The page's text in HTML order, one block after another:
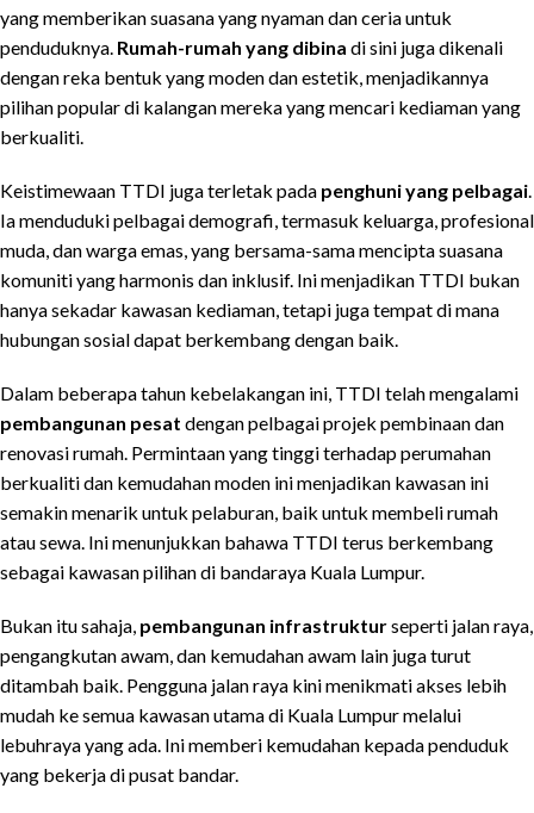
yang memberikan suasana yang nyaman dan ceria untuk
penduduknya. Rumah-rumah yang dibina di sini juga dikenali
dengan reka bentuk yang moden dan estetik, menjadikannya
pilihan popular di kalangan mereka yang mencari kediaman yang
berkualiti.
Keistimewaan TTDI juga terletak pada penghuni yang pelbagai
Ia menduduki pelbagai demografi, termasuk keluarga, profesional
muda, dan warga emas, yang bersama-sama mencipta suasana
komuniti yang harmonis dan inklusif. Ini menjadikan TTDI bukan
hanya sekadar kawasan kediaman, tetapi juga tempat di mana
hubungan sosial dapat berkembang dengan baik.
Dalam beberapa tahun kebelakangan ini, TTDI telah mengalami
pembangunan pesat dengan pelbagai projek pembinaan dan
renovasi rumah. Permintaan yang tinggi terhadap perumahan
berkualiti dan kemudahan moden ini menjadikan kawasan ini
semakin menarik untuk pelaburan, baik untuk membeli rumah
atau sewa. Ini menunjukkan bahawa TTDI terus berkembang
sebagai kawasan pilihan di bandaraya Kuala Lumpur.
Bukan itu sahaja, pembangunan infrastrukturseperti jalan raya,
pengangkutan awam, dan kemudahan awam lain juga turut
ditambah baik. Pengguna jalan raya kini menikmati akses lebih
mudah ke semua kawasan utama di Kuala Lumpur melalui
lebuhraya yang ada. Ini memberi kemudahan kepada penduduk
yang bekerja di pusat bandar.